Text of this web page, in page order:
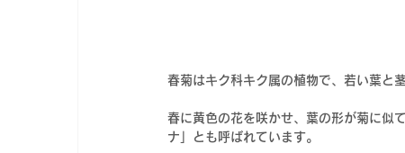
春菊はキク科キク属の植物で、若い葉と
春に黄色の花を咲かせ、葉の形が菊に似
ナ」とも呼ばれています。